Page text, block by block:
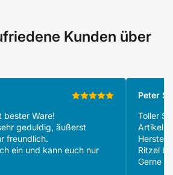
Kunden über
bester Ware!
geduldig, äußerst
freundlich.
ein und kann euch nur
Peter S.
Toller
Artikeln
Ritzel
Gerne